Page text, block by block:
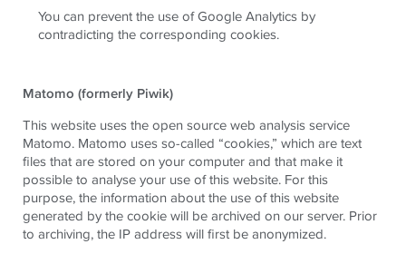
You can prevent the use of Google Analytics by
contradicting the corresponding cookies.
Matomo (formerly Piwik)
This website uses the open source web analysis service
Matomo. Matomo uses so-called “cookies,” which are text
files that are stored on your computer and that make it
possible to analyse your use of this website. For this
purpose, the information about the use of this website
generated by the cookie will be archived on our server. Prior
to archiving, the IP address will first be anonymized.